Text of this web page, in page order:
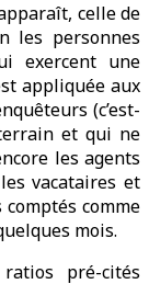
celle de
les personnes
exercent une
appliquée aux
(c’est-
et qui ne
les agents
vacataires et
comme
mois.
pré-cités